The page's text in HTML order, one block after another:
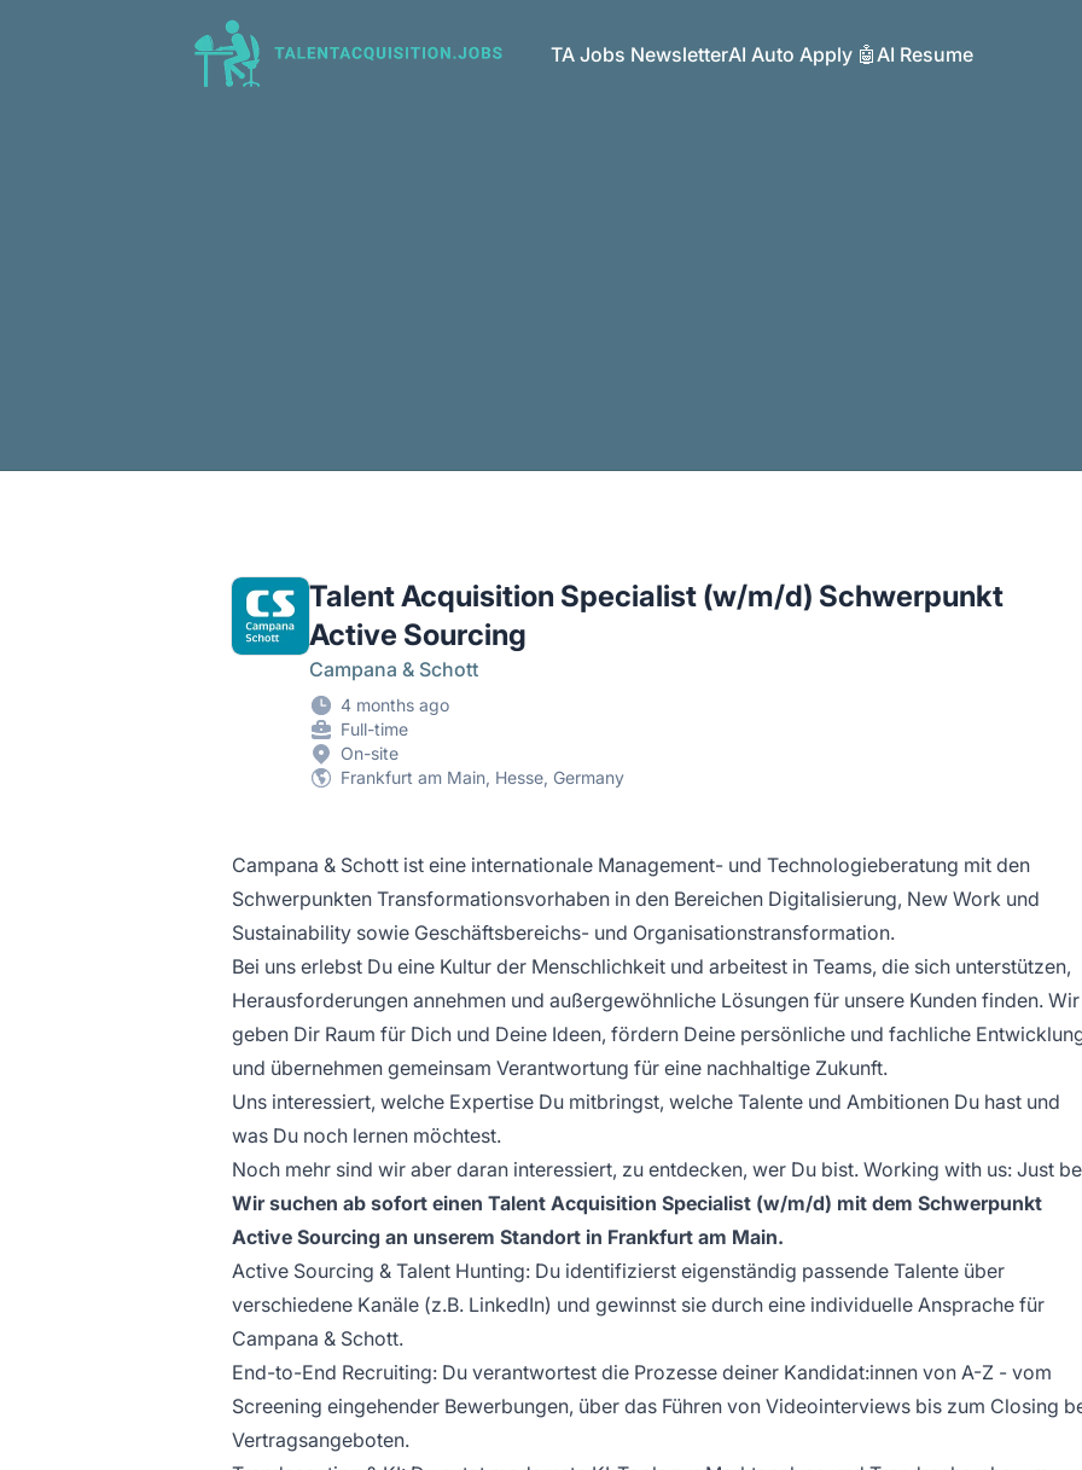
Talent Acquisition Jobs
TA Jobs NewsletterAI Auto Apply 🤖 AI Resume
Talent Acquisition Specialist (w/m/d) Schwerpunkt
Active Sourcing
Campana & Schott
4 months ago
Full-time
On-site
Frankfurt am Main, Hesse, Germany
Campana & Schott ist eine internationale Management- und Technologieberatung mit den
Schwerpunkten Transformationsvorhaben in den Bereichen Digitalisierung, New Work und
Sustainability sowie Geschäftsbereichs- und Organisationstransformation.
Bei uns erlebst Du eine Kultur der Menschlichkeit und arbeitest in Teams, die sich unterstützen,
Herausforderungen annehmen und außergewöhnliche Lösungen für unsere Kunden finden. Wir
geben Dir Raum für Dich und Deine Ideen, fördern Deine persönliche und fachliche
und übernehmen gemeinsam Verantwortung für eine nachhaltige Zukunft.
Uns interessiert, welche Expertise Du mitbringst, welche Talente und Ambitionen Du hast und
was Du noch lernen möchtest.
Noch mehr sind wir aber daran interessiert, zu entdecken, wer Du bist. Working with us: Just
Wir suchen ab sofort einen Talent Acquisition Specialist (w/m/d) mit dem Schwerpunkt
Active Sourcing an unserem Standort in Frankfurt am Main.
Active Sourcing & Talent Hunting: Du identifizierst eigenständig passende Talente über
verschiedene Kanäle (z.B. LinkedIn) und gewinnst sie durch eine individuelle Ansprache für
Campana & Schott.
End-to-End Recruiting: Du verantwortest die Prozesse deiner Kandidat:innen von A-Z - vom
Screening eingehender Bewerbungen, über das Führen von Videointerviews bis zum Closing
Vertragsangeboten.